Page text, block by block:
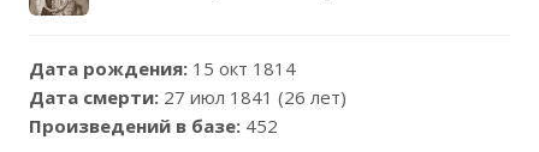
Дата рождения: 15 окт 1814
Дата смерти: 27 июл 1841 (26 лет)
Произведений в базе: 452